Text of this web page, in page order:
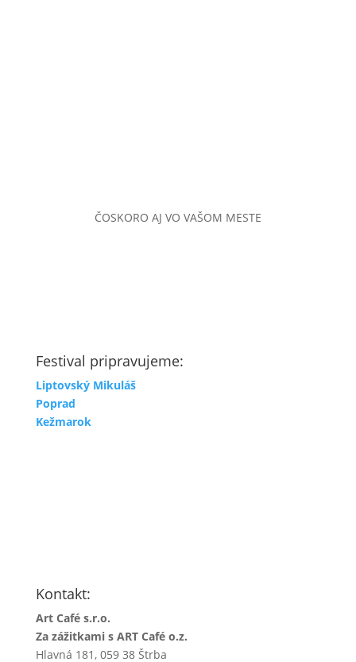
ČOSKORO AJ VO VAŠOM MESTE
Festival pripravujeme:
Liptovský Mikuláš
Poprad
Kežmarok
Kontakt:
Art Café s.r.o.
Za zážitkami s ART Café o.z.
Hlavná 181, 059 38 Štrba